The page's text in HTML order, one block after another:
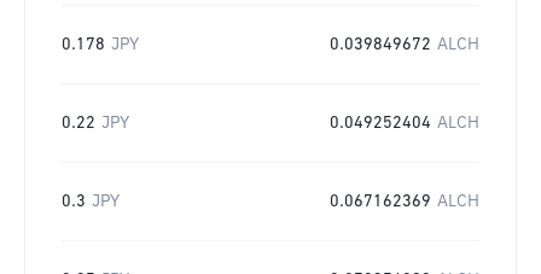
0.178 JPY 0.039849672 ALCH
0.22 JPY 0.049252404 ALCH
0.3 JPY 0.067162369 ALCH